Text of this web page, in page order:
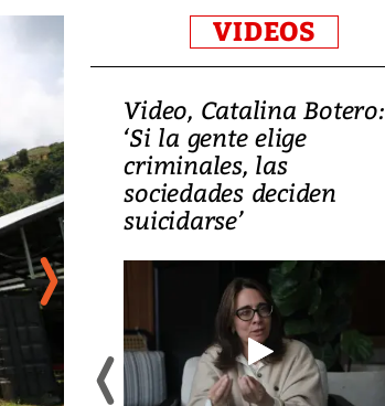
VIDEOS
Video, Catalina Botero:
‘Si la gente elige
criminales, las
sociedades deciden
suicidarse’